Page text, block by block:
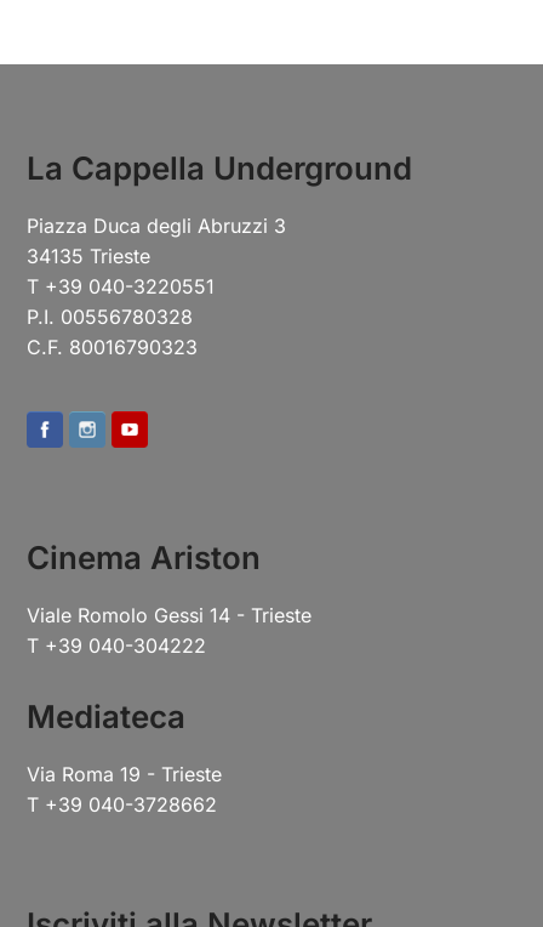
La Cappella Underground
Piazza Duca degli Abruzzi 3
34135 Trieste
T +39 040-3220551
P.I. 00556780328
C.F. 80016790323
Cinema Ariston
Viale Romolo Gessi 14 - Trieste
T +39 040-304222
Mediateca
Via Roma 19 - Trieste
T +39 040-3728662